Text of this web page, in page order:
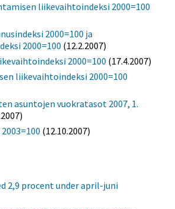
liikevaihtoindeksi 2000=100
2000=100 ja
2000=100 (12.2.2007)
2000=100 (17.4.2007)
liikevaihtoindeksi 2000=100
asuntojen vuokratasot 2007, 1.
(12.10.2007)
2,9 procent under april-juni